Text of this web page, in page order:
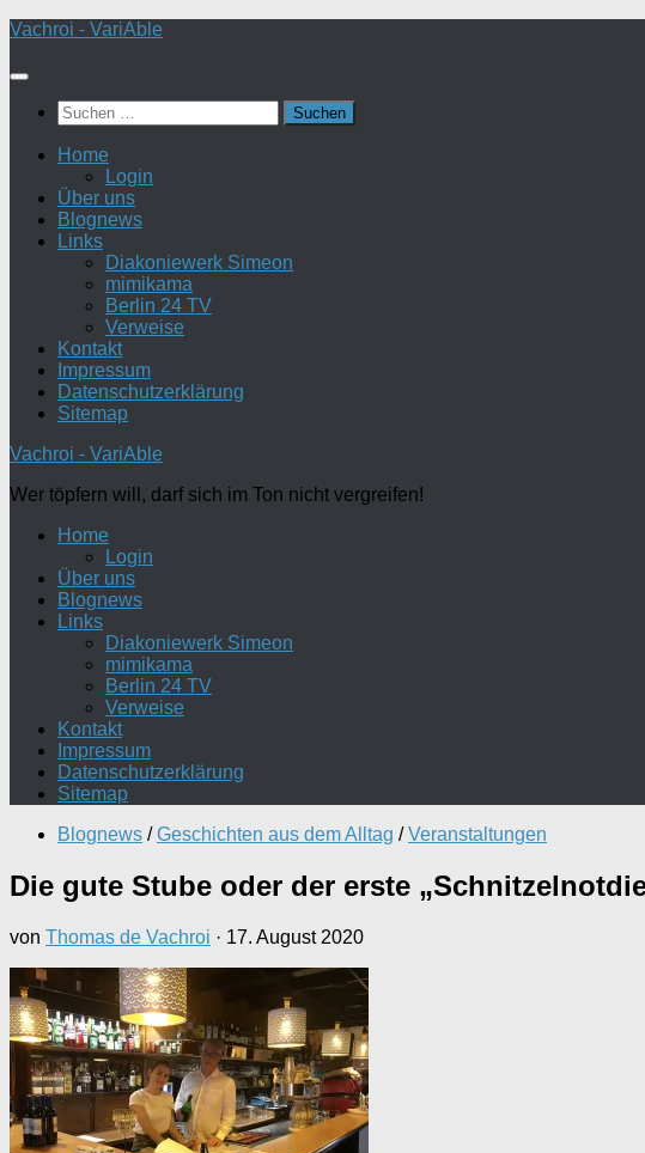
Zum
springen
Vachroi - VariAble
Suchen
nach:
Home
Login
Über uns
Blognews
Links
Diakoniewerk Simeon
mimikama
Berlin 24 TV
Verweise
Kontakt
Impressum
Datenschutzerklärung
Sitemap
Vachroi - VariAble
Wer töpfern will, darf sich im Ton nicht vergreifen!
Home
Login
Über uns
Blognews
Links
Diakoniewerk Simeon
mimikama
Berlin 24 TV
Verweise
Kontakt
Impressum
Datenschutzerklärung
Sitemap
Blognews / Geschichten aus dem Alltag / Veranstaltungen
Die gute Stube oder der erste
von Thomas de Vachroi · 17. August 2020